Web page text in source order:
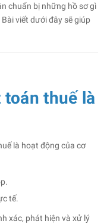
chuẩn bị những hồ sơ gì
viết dưới đây sẽ giúp
toán thuế là
là hoạt động của cơ
tế.
xác, phát hiện và xử lý